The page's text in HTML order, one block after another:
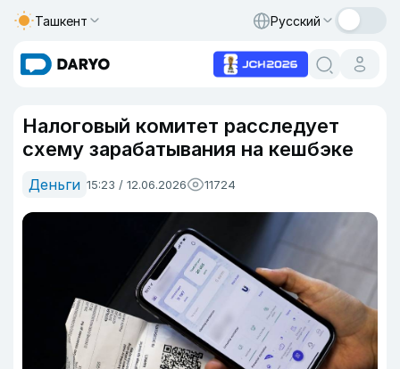
Ташкент Русский
Налоговый комитет расследует
схему зарабатывания на кешбэке
Деньги 15:23 / 12.06.2026 11724